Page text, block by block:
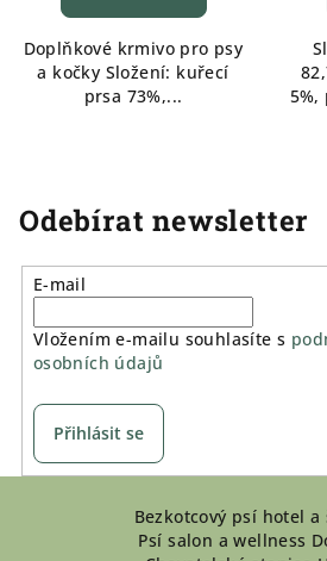
Doplňkové krmivo pro psy
a kočky Složení: kuřecí
prsa 73%,...
5%,
Odebírat newsletter
E-mail
Vložením e-mailu souhlasíte s
osobních údajů
Přihlásit se
Bezkotcový psí hotel a
Psí salon a wellness